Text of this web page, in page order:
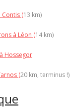
Contis (13 km)
à Léon (14 km)
Hossegor
(20 km, terminus !)